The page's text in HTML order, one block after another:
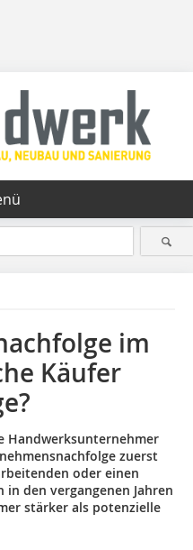
im
Käufer
Handwerksunternehmer
zuerst
oder einen
den vergangenen Jahren
stärker als potenzielle